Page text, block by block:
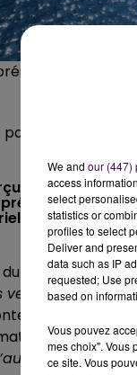
des
par Jonathan
dans les
bien
imposé par
quartier, la
de la
Nicolas,
pour faire
cru. Mes
We and our (447)
access
select
statistics or
profiles to select
Deliver and
data such as IP
requested; Use
based on
Vous pouvez
mes choix". Vous
ce site. Vous